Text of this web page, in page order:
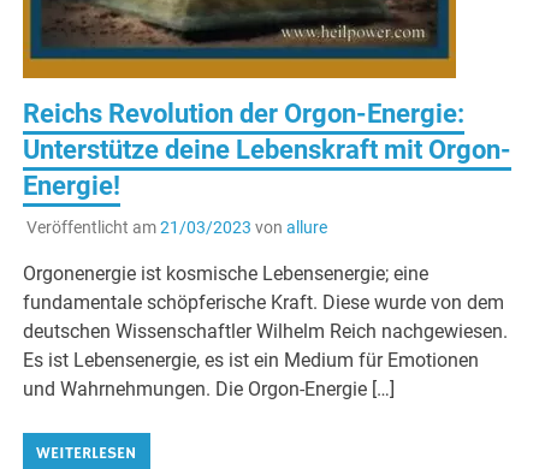
Reichs Revolution der Orgon-Energie:
Unterstütze deine Lebenskraft mit Orgon-
Energie!
Veröffentlicht am21/03/2023 von allure
Orgonenergie ist kosmische Lebensenergie; eine
fundamentale schöpferische Kraft. Diese wurde von dem
deutschen Wissenschaftler Wilhelm Reich nachgewiesen.
Es ist Lebensenergie, es ist ein Medium für Emotionen
und Wahrnehmungen. Die Orgon-Energie […]
WEITERLESEN